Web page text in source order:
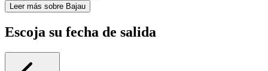
Leer más sobre Bajau
Escoja su fecha de salida